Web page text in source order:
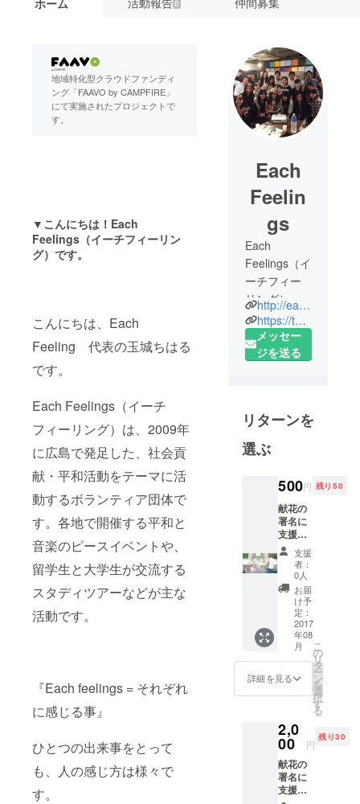
ホーム 6
地域特化型クラウドファンディ
ング「FAAVO by CAMPFIRE」
にて実施されたプロジェクトで
す。
▼こんにちは！Each
Feelings（イーチフィーリン
グ）です。
こんにちは、Each
Feeling 代表の玉城ちはる
です。
Each Feelings（イーチ
フィーリング）は、2009年
に広島で発足した、社会貢
献・平和活動をテーマに活
動するボランティア団体で
す。各地で開催する平和と
音楽のピースイベントや、
留学生と大学生が交流する
スタディツアーなどが主な
活動です。
『Each feelings = それぞれ
に感じる事』
ひとつの出来事をとって
も、人の感じ方は様々で
す。
Each
Feelin
gs
Each
Feelings（イ
ーチフィー
リング）
は、2009年
に広島で発
足した、社
動するボラ
ンティア団
体です。各
る平和と音
楽のピース
イベント
や、留学生
と大学生が
交流するス
アーなどが
主な活動で
す。
『Each
れぞれに感
じる事』ひ
とつの出来
事をとって
も、人の感
http://each.or.jp/
https://twitter.com/EachFeelings
メッセー
ジを送る
リターンを
選ぶ
500円 残り50
献花の
署名に
支援者
様のお
名前を
代筆さ
せてい
ただき
ます。
（ニッ
クネー
ム不
可） 献
花の署
名を希
望され
は、備
考欄に
「署名
不可」
とご記
入くだ
支援
者：
0人
お届
け予
定：
2017
年08
月
詳細を見る
こ
の
リ
タ
ー
ン
を
選
択
す
る
2,0
00 円
残り30
献花の
署名に
支援者